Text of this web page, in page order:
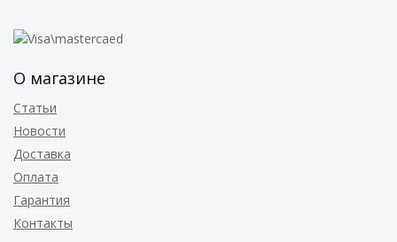
О магазине
Статьи
Новости
Доставка
Оплата
Гарантия
Контакты